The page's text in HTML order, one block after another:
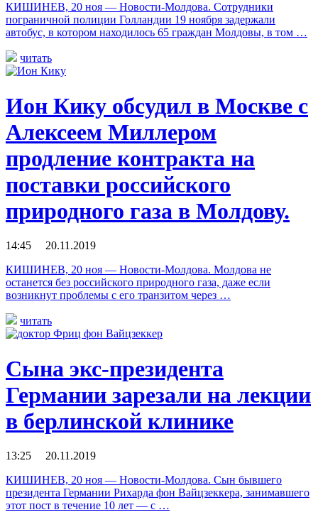
КИШИНЕВ, 20 ноя — Новости-Молдова. Сотрудники
пограничной полиции Голландии 19 ноября задержали
автобус, в котором находилось 65 граждан Молдовы, в том …
читать
Ион Кику обсудил в Москве с
Алексеем Миллером
продление контракта на
поставки российского
природного газа в Молдову.
14:45 20.11.2019
КИШИНЕВ, 20 ноя — Новости-Молдова. Молдова не
останется без российского природного газа, даже если
возникнут проблемы с его транзитом через …
читать
Сына экс-президента
Германии зарезали на лекции
в берлинской клинике
13:25 20.11.2019
КИШИНЕВ, 20 ноя — Новости-Молдова. Сын бывшего
президента Германии Рихарда фон Вайцзеккера, занимавшего
этот пост в течение 10 лет — с …